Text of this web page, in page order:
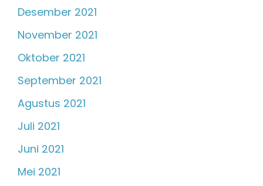
Desember 2021
November 2021
Oktober 2021
September 2021
Agustus 2021
Juli 2021
Juni 2021
Mei 2021